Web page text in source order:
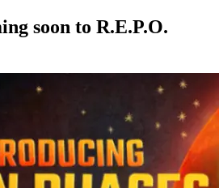
soon to R.E.P.O.